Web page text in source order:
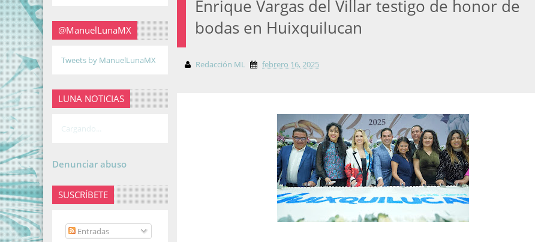
@ManuelLunaMX
Tweets by ManuelLunaMX
LUNA NOTICIAS
Cargando...
Denunciar abuso
SUSCRÍBETE
Entradas
Enrique Vargas del Villar testigo de honor de
bodas en Huixquilucan
Redacción ML febrero 16, 2025